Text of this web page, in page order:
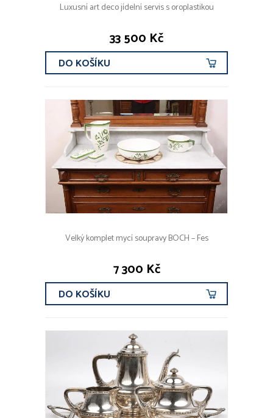
Rosenthal (1x)
Ilmenau, Graf von Henneberg (1x)
Victoria Stará Role (1x)
Davenport (1x)
VŠICHNI AUTOŘI
Luxusní art deco jídelní servis s oroplastikou
33 500 Kč
DO KOŠÍKU
Velký komplet mycí soupravy BOCH – Fes
7 300 Kč
DO KOŠÍKU